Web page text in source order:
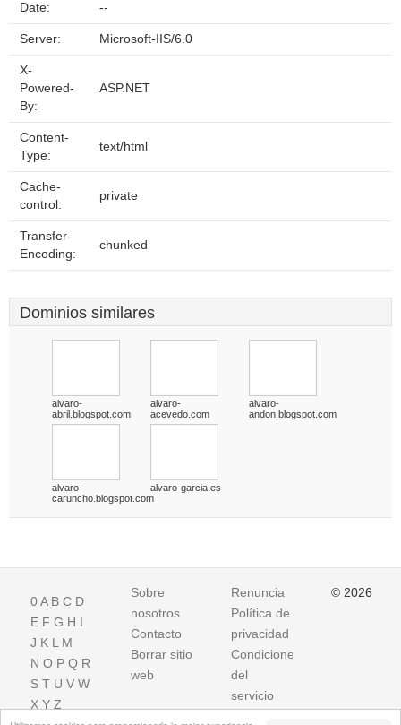
Date: --
Server: Microsoft-IIS/6.0
X-
Powered-
By:
ASP.NET
Content-
Type:
text/html
Cache-
control:
private
Transfer-
Encoding:
chunked
Dominios similares
alvaro-
abril.blogspot.com
alvaro-
acevedo.com
alvaro-
andon.blogspot.com
alvaro-
caruncho.blogspot.com
alvaro-garcia.es
0A B C D
E F G H I
J K L M
N O P Q R
S T U V W
X Y Z
Sobre
nosotros
Contacto
Borrar sitio
web
Renuncia
Política de
privacidad
Condiciones
del
servicio
© 2026